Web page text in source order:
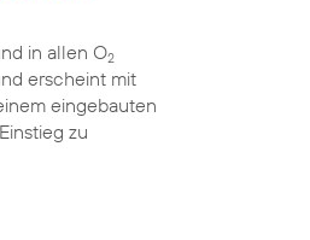
in allen O2
erscheint mit
eingebauten
zu